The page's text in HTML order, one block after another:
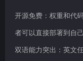
开源免费：权重和代
者可以直接部署到自
双语能力突出：英文